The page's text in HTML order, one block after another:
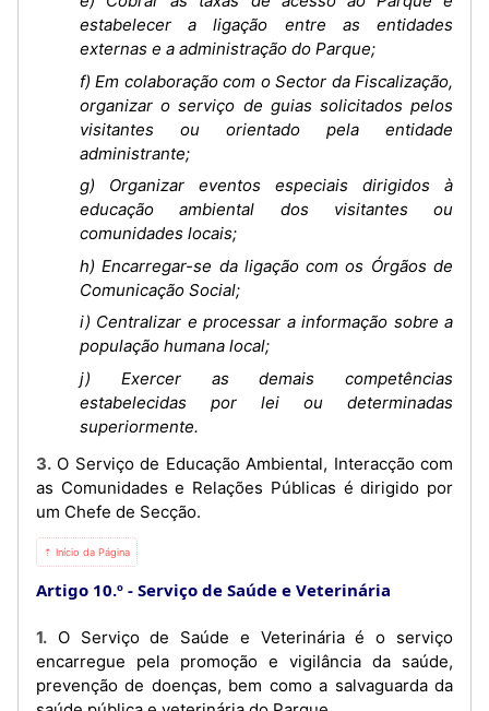
estabelecer a ligação entre as entidades
externas e a administração do Parque;
f) Em colaboração com o Sector da Fiscalização,
organizar o serviço de guias solicitados pelos
visitantes ou orientado pela entidade
administrante;
g) Organizar eventos especiais dirigidos à
educação ambiental dos visitantes ou
comunidades locais;
h) Encarregar-se da ligação com os Órgãos de
Comunicação Social;
i) Centralizar e processar a informação sobre a
população humana local;
j) Exercer as demais competências
estabelecidas por lei ou determinadas
superiormente.
3. O Serviço de Educação Ambiental, Interacção com
as Comunidades e Relações Públicas é dirigido por
um Chefe de Secção.
⇡ Início da Página
Artigo 10.º Serviço de Saúde e Veterinária
1. O Serviço de Saúde e Veterinária é o serviço
encarregue pela promoção e vigilância da saúde,
prevenção de doenças, bem como a salvaguarda da